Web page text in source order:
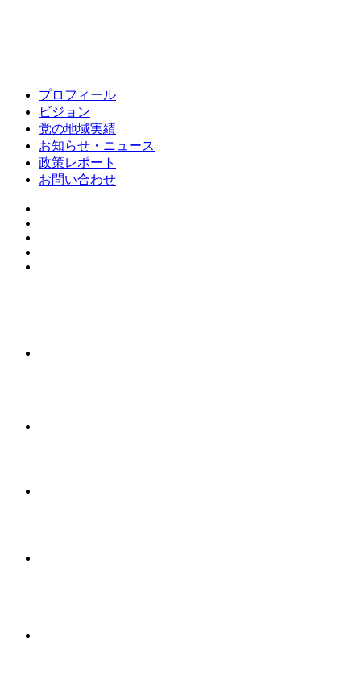
プロフィール
ビジョン
党の地域実績
お知らせ・ニュース
政策レポート
お問い合わせ